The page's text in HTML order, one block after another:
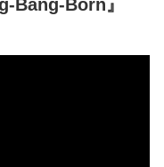
Bang-Born』